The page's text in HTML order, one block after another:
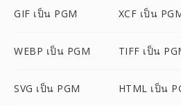
GIF เป็น PGM XCF เป็น
WEBP เป็น PGM TIFF เป็น
SVG เป็น PGM HTML เป็น